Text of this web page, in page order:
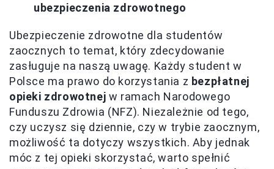
ubezpieczenia zdrowotnego
Ubezpieczenie zdrowotne dla studentów
zaocznych to temat, który zdecydowanie
zasługuje na naszą uwagę. Każdy student w
Polsce ma prawo do korzystania z bezpłatnej
opieki zdrowotnej w ramach Narodowego
Funduszu Zdrowia (NFZ). Niezależnie od tego,
czy uczysz się dziennie, czy w trybie zaocznym,
możliwość ta dotyczy wszystkich. Aby jednak
móc z tej opieki skorzystać, warto spełnić